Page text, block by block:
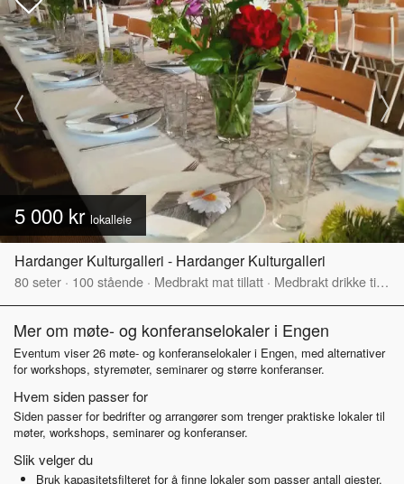
5 000 krlokalleie
Hardanger Kulturgalleri - Hardanger Kulturgalleri
80seter · 100stående · Medbrakt mat tillatt · Medbrakt drikke tillatt
Mer om møte- og konferanselokaler i Engen
Eventum viser 26 møte- og konferanselokaler i Engen, med alternativer
for workshops, styremøter, seminarer og større konferanser.
Hvem siden passer for
Siden passer for bedrifter og arrangører som trenger praktiske lokaler til
møter, workshops, seminarer og konferanser.
Slik velger du
Bruk kapasitetsfilteret for å finne lokaler som passer antall gjester.